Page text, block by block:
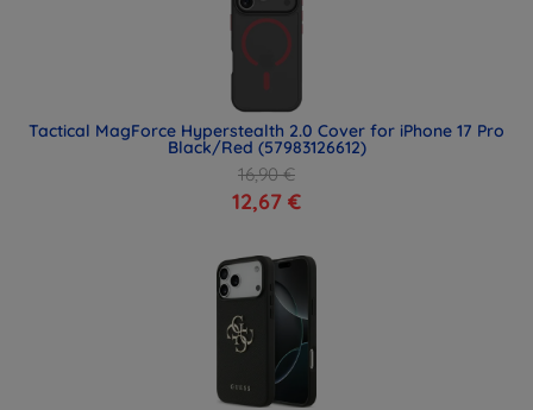
Tactical MagForce Hyperstealth 2.0 Cover for iPhone 17 Pro
Black/Red (57983126612)
16,90 €
12,67 €